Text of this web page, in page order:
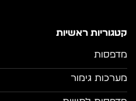
קטגוריות ראשיות
מדפסות
מערכות גימור